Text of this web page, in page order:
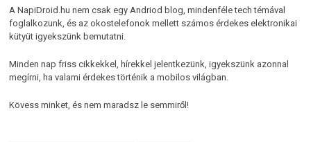
A NapiDroid.hu nem csak egy Andriod blog, mindenféle tech témával
foglalkozunk, és az okostelefonok mellett számos érdekes elektronikai
kütyüt igyekszünk bemutatni.
Minden nap friss cikkekkel, hírekkel jelentkezünk, igyekszünk azonnal
megírni, ha valami érdekes történik a mobilos világban.
Kövess minket, és nem maradsz le semmiről!